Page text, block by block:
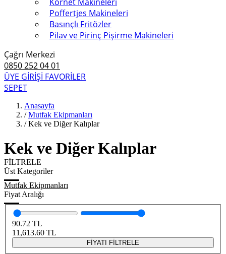
Poffertjes Makineleri
Basınçlı Fritözler
Pilav ve Pirinç Pişirme Makineleri
Çağrı Merkezi
0850 252 04 01
ÜYE GİRİŞİ FAVORİLER
SEPET
Anasayfa
/ Mutfak Ekipmanları
/ Kek ve Diğer Kalıplar
Kek ve Diğer Kalıplar
FİLTRELE
Üst Kategoriler
Mutfak Ekipmanları
Fiyat Aralığı
90.72 TL
11,613.60 TL
FİYATI FİLTRELE